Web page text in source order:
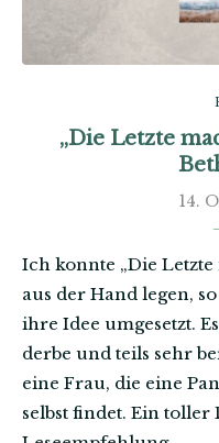
„Die Letzte
14.
Ich konnte „Die
aus der Hand legen,
ihre Idee umgesetzt.
derbe und teils sehr
eine Frau, die eine
selbst findet. Ein